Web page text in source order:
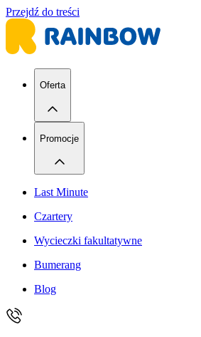
Przejdź do treści
Oferta
Promocje
Last Minute
Czartery
Wycieczki fakultatywne
Bumerang
Blog